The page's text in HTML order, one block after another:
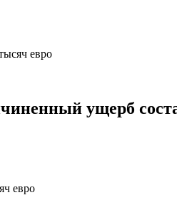
евро
ущерб